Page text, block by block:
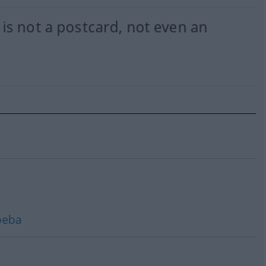
not a postcard, not even an